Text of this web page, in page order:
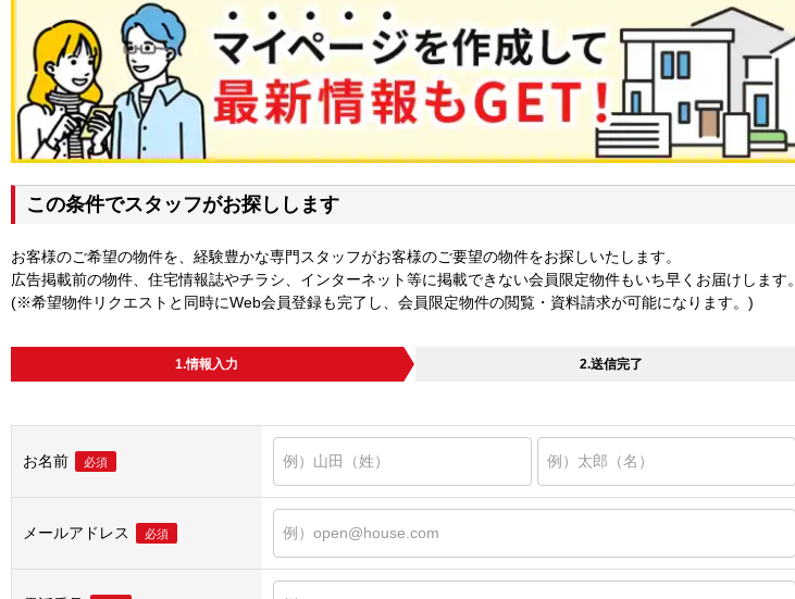
この条件でスタッフがお探しします
お客様のご希望の物件を、経験豊かな専門スタッフがお客様のご要望の物件をお探しいたします。
広告掲載前の物件、住宅情報誌やチラシ、インターネット等に掲載できない会員限定物件もいち早くお届けします。
(※希望物件リクエストと同時にWeb会員登録も完了し、会員限定物件の閲覧・資料請求が可能になります。)
1.情報入力 2.送信完了
お名前 必須
メールアドレス 必須